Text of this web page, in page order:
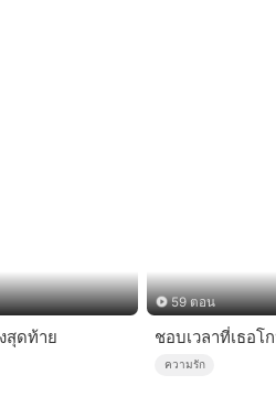
สุดท้าย
59 ตอน
ชอบเวลาที่เธอโ
ความรัก